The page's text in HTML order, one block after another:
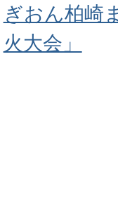
ぎおん柏崎
火大会」